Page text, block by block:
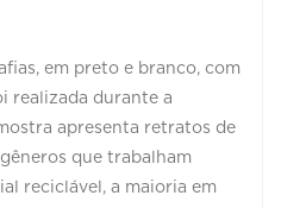
em preto e branco, com
realizada durante a
apresenta retratos de
que trabalham
reciclável, a maioria em